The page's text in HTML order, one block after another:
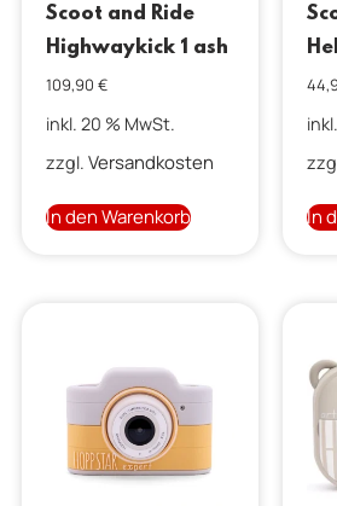
Scoot and Ride
Highwaykick 1 ash
109,90 €
inkl. 20 % MwSt.
zzgl. Versandkosten
In den Warenkorb In